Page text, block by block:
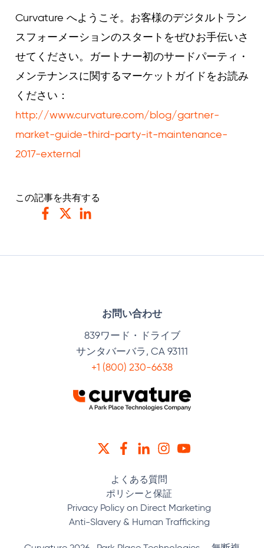
Curvature へようこそ。お客様のデジタルトラン
スフォーメーションのスタートをぜひお手伝いさ
せてください。ガートナー初のサードパーティ・
メンテナンスに関するマーケットガイドをお読み
ください：
http://www.curvature.com/blog/gartner-
market-guide-third-party-it-maintenance-
2017-external
この記事を共有する
お問い合わせ
839ワード・ドライブ
サンタバーバラ, CA 93111
+1 (800) 230-6638
ツイッター
フェイスブック
リンクトイン
インスタグラム
YOUTUBE
よくある質問
ポリシーと保証
Privacy Policy on Direct Marketing
Anti-Slavery & Human Trafficking